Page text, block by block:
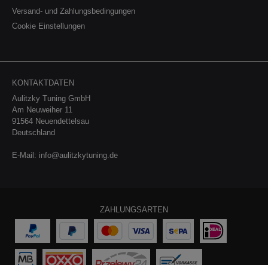
xDrive e1*2007/46*2126*.. DE/AT BMW Z4 M40i
e1*2007/46*1949*.. DE/AT Toyota Supra
e1*2007/46*1982*.. Kompatible Fahrzeuge:
3er (G20/G21)M340i xDrive275kW / 374PS285kW /
Versand- und Zahlungsbedingungen
Cookie Einstellungen
KONTAKTDATEN
Aulitzky Tuning GmbH
Am Neuweiher 11
91564 Neuendettelsau
Deutschland
E-Mail: info@aulitzkytuning.de
ZAHLUNGSARTEN